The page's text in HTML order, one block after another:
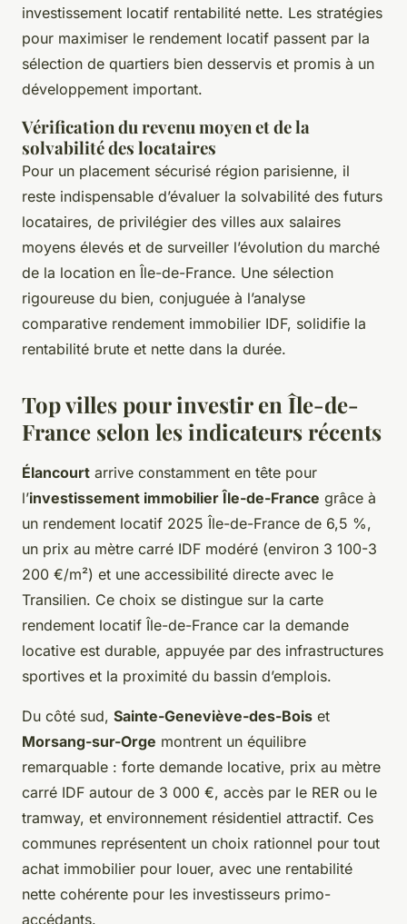
investissement locatif rentabilité nette. Les stratégies
pour maximiser le rendement locatif passent par la
sélection de quartiers bien desservis et promis à un
développement important.
Vérification du revenu moyen et de la
solvabilité des locataires
Pour un placement sécurisé région parisienne, il
reste indispensable d’évaluer la solvabilité des futurs
locataires, de privilégier des villes aux salaires
moyens élevés et de surveiller l’évolution du marché
de la location en Île-de-France. Une sélection
rigoureuse du bien, conjuguée à l’analyse
comparative rendement immobilier IDF, solidifie la
rentabilité brute et nette dans la durée.
Top villes pour investir en Île-de-
France selon les indicateurs récents
Élancourt arrive constamment en tête pour
l’investissement immobilier Île-de-France grâce à
un rendement locatif 2025 Île-de-France de 6,5 %,
un prix au mètre carré IDF modéré (environ 3 100-3
200 €/m²) et une accessibilité directe avec le
Transilien. Ce choix se distingue sur la carte
rendement locatif Île-de-France car la demande
locative est durable, appuyée par des infrastructures
sportives et la proximité du bassin d’emplois.
Du côté sud, Sainte-Geneviève-des-Bois et
Morsang-sur-Orge montrent un équilibre
remarquable : forte demande locative, prix au mètre
carré IDF autour de 3 000 €, accès par le RER ou le
tramway, et environnement résidentiel attractif. Ces
communes représentent un choix rationnel pour tout
achat immobilier pour louer, avec une rentabilité
nette cohérente pour les investisseurs primo-
accédants.